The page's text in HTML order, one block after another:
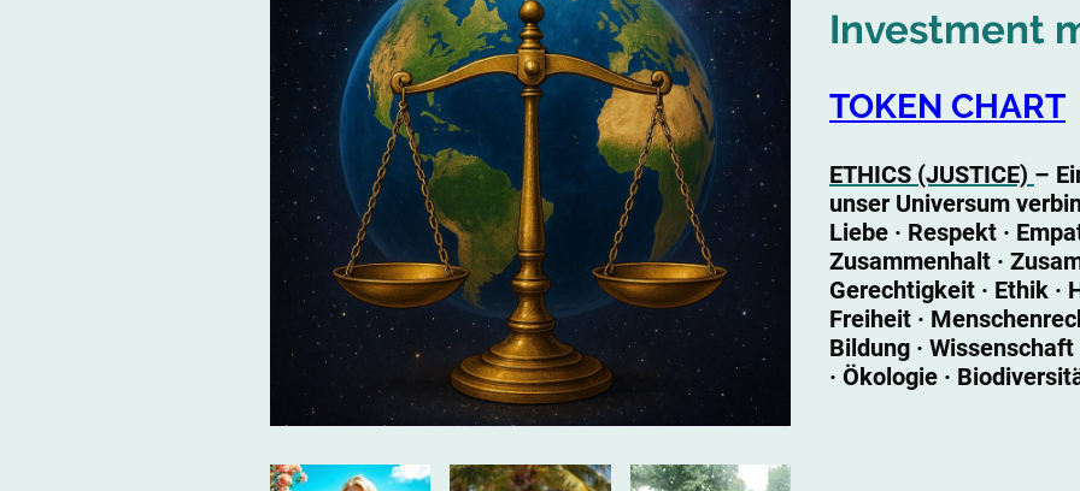
Investment
TOKEN CHART
ETHICS (JUSTICE) –
unser Universum
Liebe · Respekt ·
Zusammenhalt ·
Gerechtigkeit · Ethik ·
Freiheit ·
Bildung ·
· Ökologie ·